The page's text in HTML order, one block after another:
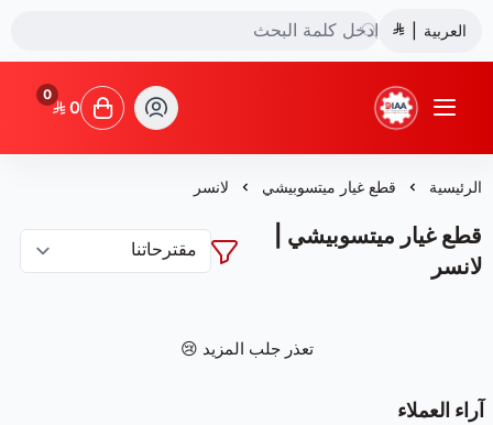
العربية
شركة ضياء البشائر للتجارة
0
0
الرئيسية قطع غيار ميتسوبيشي لانسر
قطع غيار ميتسوبيشي |
لانسر
تعذر جلب المزيد 😢
آراء العملاء